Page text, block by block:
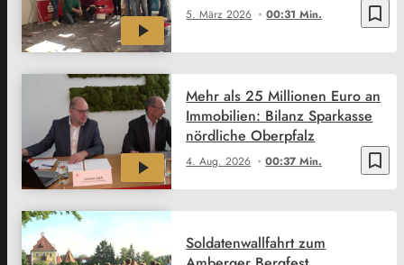
bookmark_border
5. März 2026 00:31 Min.
bookmark_border
4. Aug. 2026 00:37 Min.
Mehr als 25 Millionen Euro an
Immobilien: Bilanz Sparkasse
nördliche Oberpfalz
Soldatenwallfahrt zum